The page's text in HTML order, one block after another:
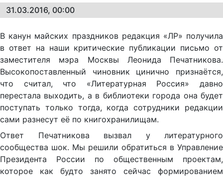
31.03.2016, 00:00
В канун майских праздников редакция «ЛР» получила
в ответ на наши критические публикации письмо от
заместителя мэра Москвы Леонида Печатникова.
Высокопоставленный чиновник цинично признаётся,
что считал, что «Литературная Россия» давно
перестала выходить, а в библиотеки города она будет
поступать только тогда, когда сотрудники редакции
сами разнесут её по книгохранилищам.
Ответ Печатникова вызвал у литературного
сообщества шок. Мы решили обратиться в Управление
Президента России по общественным проектам,
которое как будто занято сейчас формированием